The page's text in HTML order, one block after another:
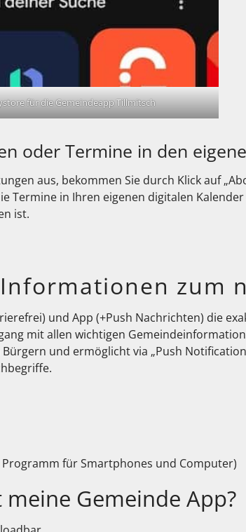
für die Gemeindeapp Tillmitsch
oder Termine in den
aus, bekommen Sie durch Klick auf
Termine in Ihren eigenen digitalen
ist.
zum
und App (+Push Nachrichten) die
mit allen wichtigen
und ermöglicht via „Push
Programm für Smartphones und Computer)
Gemeinde App?